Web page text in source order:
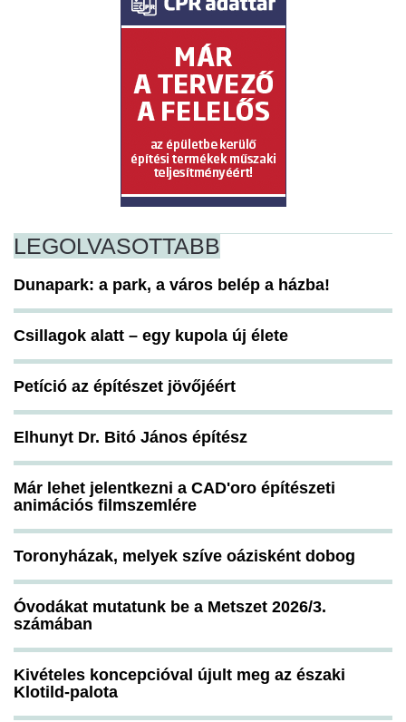
LEGOLVASOTTABB
Dunapark: a park, a város belép a házba!
Csillagok alatt – egy kupola új élete
Petíció az építészet jövőjéért
Elhunyt Dr. Bitó János építész
Már lehet jelentkezni a CAD'oro építészeti
animációs filmszemlére
Toronyházak, melyek szíve oázisként dobog
Óvodákat mutatunk be a Metszet 2026/3.
számában
Kivételes koncepcióval újult meg az északi
Klotild-palota